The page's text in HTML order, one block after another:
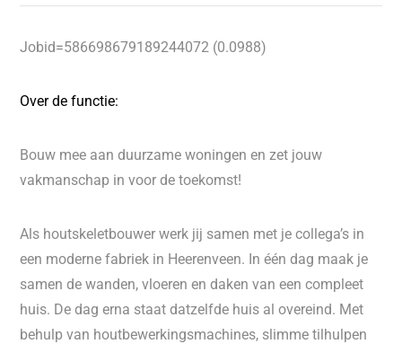
Jobid=586698679189244072 (0.0988)
Over de functie:
Bouw mee aan duurzame woningen en zet jouw
vakmanschap in voor de toekomst!
Als houtskeletbouwer werk jij samen met je collega’s in
een moderne fabriek in Heerenveen. In één dag maak je
samen de wanden, vloeren en daken van een compleet
huis. De dag erna staat datzelfde huis al overeind. Met
behulp van houtbewerkingsmachines, slimme tilhulpen